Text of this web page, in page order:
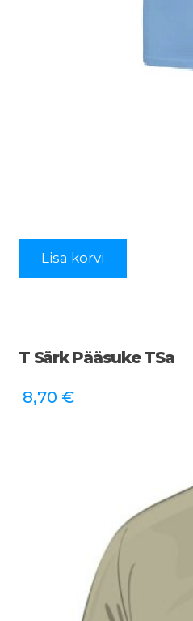
Lisa korvi
T Särk Pääsuke TSa
8,70 €